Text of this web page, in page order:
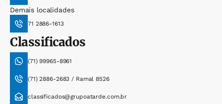
Demais localidades
71 2886-1613
Classificados
(71) 99965-8961
(71) 2886-2683 / Ramal 8526
classificados@grupoatarde.com.br